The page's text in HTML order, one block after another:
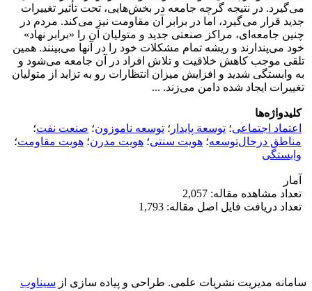
می‌گیرد. در نتیجه گرچه جامعه در بخش‌هایی، تحت تأثیر تغییرات
جدید قرار می‌گیرد، اما در برابر آن مقاومت نیز می‌کند. مردم در
چنین جامعه‌ای، مراکز صنعتی جدید و متولیان آن را «برابر نهاد»
خود می‌پندارند و ریشه تمام مشکلات خود را در آنها می‌بینند. همین
تلقی موجب کاهش خلاقیت و تلاش افراد در آن جامعه می‌شود و
به وابستگی شدید و افزایش میزان انتظارات رو به تزاید از متولیان
تغییرات ایجاد شده دامن می‌زند. ...
کلیدواژه‌ها
اعتماد اجتماعی؛ توسعة پایدار ؛ توسعه ناموزون؛ صنعت نفت؛
مناطق درحال‌توسعه؛ هویت سنتی؛ هویت مدرن؛ هویت مقاومت؛
وابستگی
آمار
تعداد مشاهده مقاله: 2,057
تعداد دریافت فایل اصل مقاله: 1,793
سامانه مدیریت نشریات علمی. طراحی و پیاده سازی از سیناوب